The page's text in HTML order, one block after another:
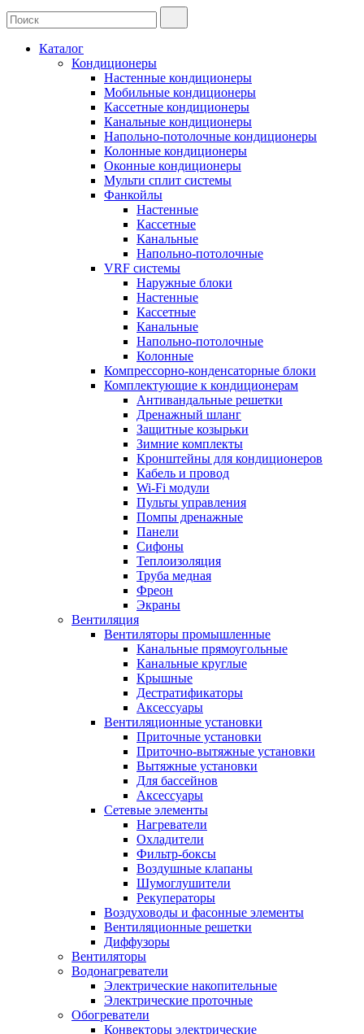
Каталог
Кондиционеры
Настенные кондиционеры
Мобильные кондиционеры
Кассетные кондиционеры
Канальные кондиционеры
Напольно-потолочные кондиционеры
Колонные кондиционеры
Оконные кондиционеры
Мульти сплит системы
Фанкойлы
Настенные
Кассетные
Канальные
Напольно-потолочные
VRF системы
Наружные блоки
Настенные
Кассетные
Канальные
Напольно-потолочные
Колонные
Компрессорно-конденсаторные блоки
Комплектующие к кондиционерам
Антивандальные решетки
Дренажный шланг
Защитные козырьки
Зимние комплекты
Кронштейны для кондиционеров
Кабель и провод
Wi-Fi модули
Пульты управления
Помпы дренажные
Панели
Сифоны
Теплоизоляция
Труба медная
Фреон
Экраны
Вентиляция
Вентиляторы промышленные
Канальные прямоугольные
Канальные круглые
Крышные
Дестратификаторы
Аксессуары
Вентиляционные установки
Приточные установки
Приточно-вытяжные установки
Вытяжные установки
Для бассейнов
Аксессуары
Сетевые элементы
Нагреватели
Охладители
Фильтр-боксы
Воздушные клапаны
Шумоглушители
Рекуператоры
Воздуховоды и фасонные элементы
Вентиляционные решетки
Диффузоры
Вентиляторы
Водонагреватели
Электрические накопительные
Электрические проточные
Обогреватели
Конвекторы электрические